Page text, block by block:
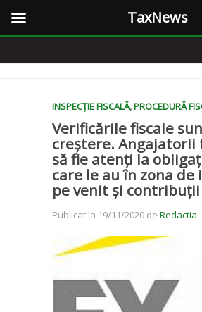
INSPECȚIE FISCALĂ,PROCEDURĂ
Verificările fiscale
creștere. Angajatorii
să fie atenți la
care le au în zona de
pe venit și contribuții
Publicat la 19/11/2020 de Redactia
TaxNews